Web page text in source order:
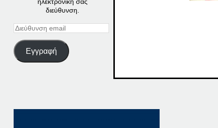
ηλεκτρονική σας
διεύθυνση.
Διεύθυνση
Εγγραφή